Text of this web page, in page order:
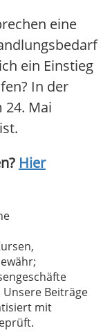
eine
ein Einstieg
In der
24. Mai
Hier
Beiträge
mit